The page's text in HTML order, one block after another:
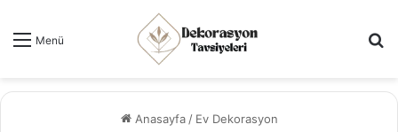
Menü
Anasayfa / Ev Dekorasyon